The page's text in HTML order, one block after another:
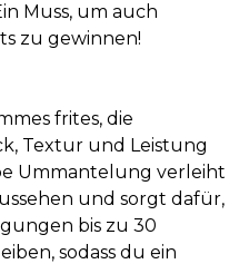
Muss, um auch
zu gewinnen!
frites, die
Textur und Leistung
Ummantelung verleiht
und sorgt dafür,
bis zu 30
sodass du ein